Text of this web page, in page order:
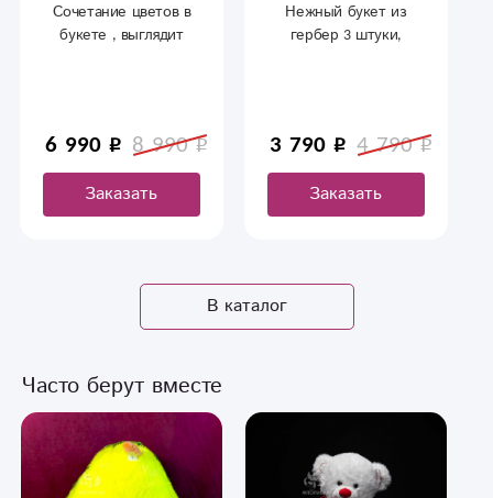
Сочетание цветов в
букете , выглядит
удивить вашу вторую
половинку
6 990 8 990
Заказать
Нежный букет из
гербер 3 штуки,
вашу любимую.
3 790 4 790
Заказать
В каталог
Часто берут вместе